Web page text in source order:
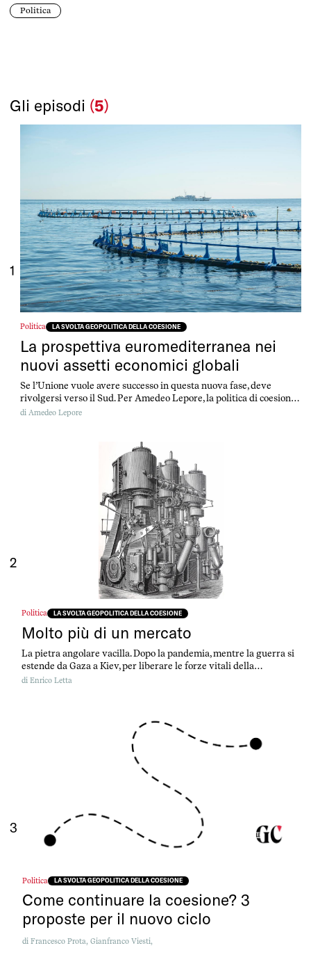
Politica
Gli episodi (5)
1
Politica LA SVOLTA GEOPOLITICA DELLA COESIONE
La prospettiva euromediterranea nei
nuovi assetti economici globali
Se l’Unione vuole avere successo in questa nuova fase, deve
rivolgersi verso il Sud. Per Amedeo Lepore, la politica di coesione
può consentire di ancorare l’Europa alle profonde trasformazioni
di Amedeo Lepore
2
Politica LA SVOLTA GEOPOLITICA DELLA COESIONE
Molto più di un mercato
La pietra angolare vacilla. Dopo la pandemia, mentre la guerra si
estende da Gaza a Kiev, per liberare le forze vitali della
costruzione europea, bisogna avere il coraggio di intervenire sul
di Enrico Letta
3
Politica LA SVOLTA GEOPOLITICA DELLA COESIONE
Come continuare la coesione? 3
proposte per il nuovo ciclo
di Francesco Prota, Gianfranco Viesti,